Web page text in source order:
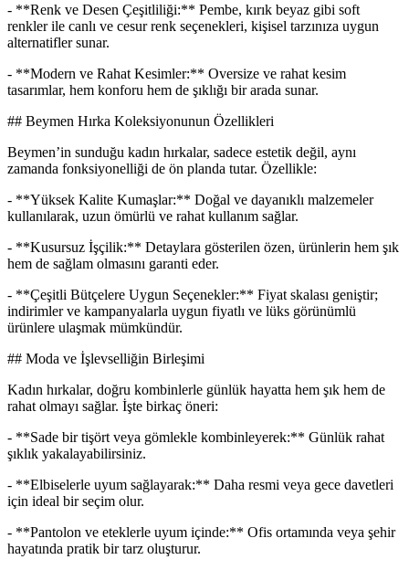
- **Renk ve Desen Çeşitliliği:** Pembe, kırık beyaz gibi soft
renkler ile canlı ve cesur renk seçenekleri, kişisel tarzınıza uygun
alternatifler sunar.
- **Modern ve Rahat Kesimler:** Oversize ve rahat kesim
tasarımlar, hem konforu hem de şıklığı bir arada sunar.
## Beymen Hırka Koleksiyonunun Özellikleri
Beymen’in sunduğu kadın hırkalar, sadece estetik değil, aynı
zamanda fonksiyonelliği de ön planda tutar. Özellikle:
- **Yüksek Kalite Kumaşlar:** Doğal ve dayanıklı malzemeler
kullanılarak, uzun ömürlü ve rahat kullanım sağlar.
- **Kusursuz İşçilik:** Detaylara gösterilen özen, ürünlerin hem şık
hem de sağlam olmasını garanti eder.
- **Çeşitli Bütçelere Uygun Seçenekler:** Fiyat skalası geniştir;
indirimler ve kampanyalarla uygun fiyatlı ve lüks görünümlü
ürünlere ulaşmak mümkündür.
## Moda ve İşlevselliğin Birleşimi
Kadın hırkalar, doğru kombinlerle günlük hayatta hem şık hem de
rahat olmayı sağlar. İşte birkaç öneri:
- **Sade bir tişört veya gömlekle kombinleyerek:** Günlük rahat
şıklık yakalayabilirsiniz.
- **Elbiselerle uyum sağlayarak:** Daha resmi veya gece davetleri
için ideal bir seçim olur.
- **Pantolon ve eteklerle uyum içinde:** Ofis ortamında veya şehir
hayatında pratik bir tarz oluşturur.